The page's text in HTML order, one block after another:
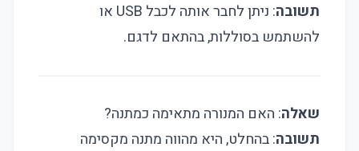
תשובה
: ניתן לחבר אותה לכבל USB או
להשתמש בסוללות, בהתאם לדגם.
שאלה: האם המנורה מתאימה כמתנה?
תשובה: בהחלט, היא מהווה מתנה מקסימה